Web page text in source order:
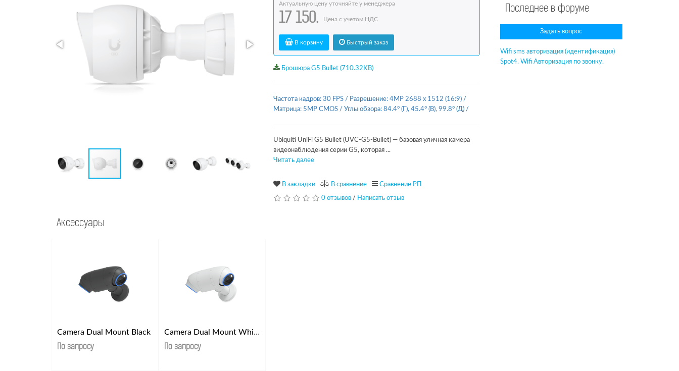
Актуальную цену уточняйте у менеджера
17 150. Цена с учетом НДС
В корзину Быстрый заказ
Брошюра G5 Bullet (710.32KB)
Частота кадров: 30 FPS/ Разрешение: 4MP 2688 x 1512 (16:9)/
Матрица: 5MP CMOS/ Углы обзора: 84.4° (Г), 45.4° (В), 99.8° (Д)/
Ubiquiti UniFi G5 Bullet (UVC-G5-Bullet) — базовая уличная камера
видеонаблюдения серии G5, которая ...
Читать далее
В закладки В сравнение Сравнение РП
0 отзывов/ Написать отзыв
Аксессуары
Camera Dual Mount Black
По запросу
Camera Dual Mount White
По запросу
Последнее в форуме
Задать вопрос
Wifi sms авторизация (идентификация)
Spot4. Wifi Авторизация по звонку.